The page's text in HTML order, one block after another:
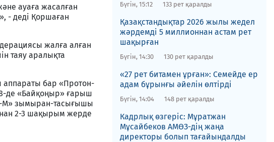
ауаға жасалған
- деді Қоршаған
жалға алған
таяу аралықта
аппараты бар «Протон-
де «Байқоңыр» ғарыш
М» зымыран-тасығышы
2-3 шақырым жерде
Бүгін, 15:12 133 рет қаралды
Қазақстандықтар 2026 жылы жедел
жәрдемді 5 миллионнан астам рет
шақырған
Бүгін, 14:30 130 рет қаралды
«27 рет битамен ұрған»: Семейде ер
адам бұрынғы әйелін өлтірді
Бүгін, 14:04 148 рет қаралды
Кадрлық өзгеріс: Мұратжан
Мұсайбеков АМӨЗ-дің жаңа
директоры болып ​тағайындалды